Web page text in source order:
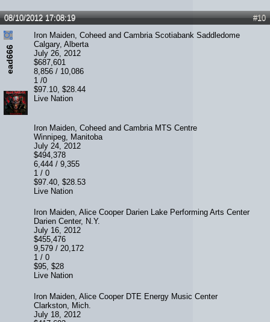
#10
08/10/2012 17:08:19
ead666
Iron Maiden, Coheed and Cambria Scotiabank Saddledome
Calgary, Alberta
July 26, 2012
$687,601
8,856 / 10,086
1 /0
$97.10, $28.44
Live Nation
Iron Maiden, Coheed and Cambria MTS Centre
Winnipeg, Manitoba
July 24, 2012
$494,378
6,444 / 9,355
1 / 0
$97.40, $28.53
Live Nation
Iron Maiden, Alice Cooper Darien Lake Performing Arts Center
Darien Center, N.Y.
July 16, 2012
$455,476
9,579 / 20,172
1 / 0
$95, $28
Live Nation
Iron Maiden, Alice Cooper DTE Energy Music Center
Clarkston, Mich.
July 18, 2012